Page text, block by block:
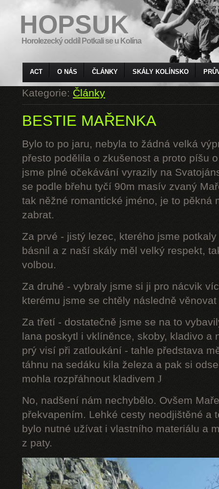
HOPSUK
Horolezecký oddíl Potkali se u Kolína
ACT O NÁS ČLÁNKY SKÁLY KOLÍNSKO
Kategorie:Články
BESTIE MAŘENKA
Bylo to po jaru, nebyla to žádná velká
přesto podělila o zkušenost a proto píšu
jsme plné očekávání vyrazily na
se podle břehu tyčí 90m masív zvaný
tak něžné romantické jméno, je to pěkná
zabrat.
Za prvé - jistý lezec, kterého jsme
básnil a z naší skály měl velký respekt,
volbou.
Za druhé - vybraly jsme si ji pro nácvik
kterému jsme se chtěly následně
Za třetí - dostatečně jsme se na to
lana poskytl i vklíněnce, skoby, kladivo a
prý visí při zatloukání - tahle představa
táhnu na sedáku kila železa a pak si
mohla rozpřáhnout kladivem J
No, nadšení nám nechybělo. Ovšem
překvapením. Lehké cesty neodjištěné a
bylo nutné užívat i vlastního materiálu a
z paty.